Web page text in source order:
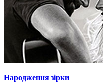
Народження зірки